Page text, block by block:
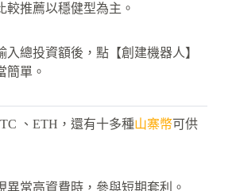
較推薦以穩健型為主。
總投資額後，點【創建機器人】
簡單。
、ETH，還有十多種山寨幣可供
異常高資費時，參與短期套利。